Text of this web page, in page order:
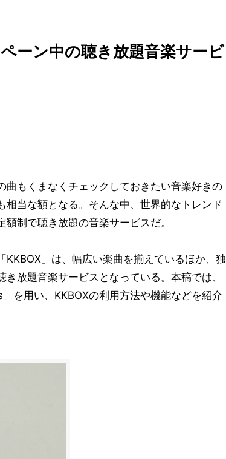
ーン中の聴き放題音楽サービ
もくまなくチェックしておきたい音楽好きの
当な額となる。そんな中、世界的なトレンド
制で聴き放題の音楽サービスだ。
」は、幅広い楽曲を揃えているほか、独
放題音楽サービスとなっている。本稿では、
を用い、KKBOXの利用方法や機能などを紹介